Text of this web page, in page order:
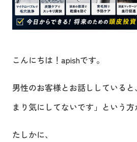
こんにちは！apishです。
男性のお客様とお話ししている
まり気にしてないです」という方
たしかに、